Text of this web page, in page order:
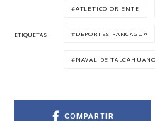
ETIQUETAS
ATLÉTICO ORIENTE
DEPORTES RANCAGUA
NAVAL DE TALCAHUANO
COMPARTIR